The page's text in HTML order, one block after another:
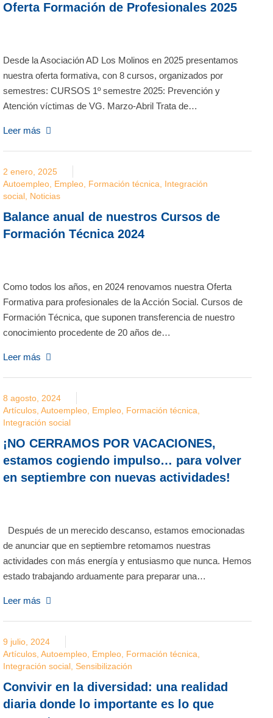
Oferta Formación de Profesionales 2025
Desde la Asociación AD Los Molinos en 2025 presentamos
nuestra oferta formativa, con 8 cursos, organizados por
semestres: CURSOS 1º semestre 2025: Prevención y
Atención víctimas de VG. Marzo-Abril Trata de…
Leer más
2 enero, 2025
Autoempleo Empleo Formación técnica
Integración
social Noticias
Balance anual de nuestros Cursos de
Formación Técnica 2024
Como todos los años, en 2024 renovamos nuestra Oferta
Formativa para profesionales de la Acción Social. Cursos de
Formación Técnica, que suponen transferencia de nuestro
conocimiento procedente de 20 años de…
Leer más
8 agosto, 2024
Artículos Autoempleo Empleo Formación técnica
Integración social
¡NO CERRAMOS POR VACACIONES,
estamos cogiendo impulso… para volver
en septiembre con nuevas actividades!
Después de un merecido descanso, estamos emocionadas
de anunciar que en septiembre retomamos nuestras
actividades con más energía y entusiasmo que nunca. Hemos
estado trabajando arduamente para preparar una…
Leer más
9 julio, 2024
Artículos Autoempleo Empleo Formación técnica
Integración social Sensibilización
Convivir en la diversidad: una realidad
diaria donde lo importante es lo que